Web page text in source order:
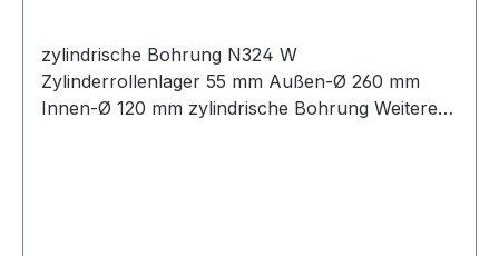
zylindrische Bohrung N324 W
Zylinderrollenlager 55 mm Außen-Ø 260 mm
Innen-Ø 120 mm zylindrische Bohrung Weitere